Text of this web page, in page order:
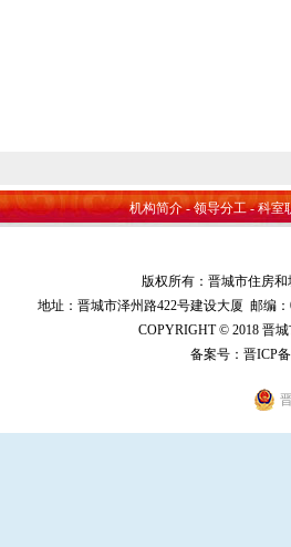
机构简介-领导分工-科室
版权所有：晋城市住房
地址：晋城市泽州路422号建设大厦 邮编：
COPYRIGHT © 2018 晋
备案号： 晋ICP